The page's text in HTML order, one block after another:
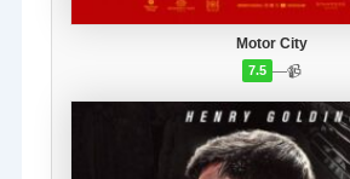
Motor City
7.5 —📹